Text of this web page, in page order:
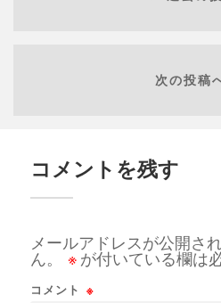
次の投稿
コメントを残す
メールアドレスが公開さ
ん。
※ が付いている欄は
コメント ※